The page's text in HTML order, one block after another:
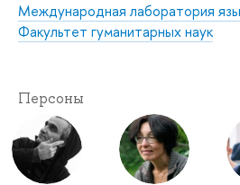
Международная лаборатория
Факультет гуманитарных наук
Персоны